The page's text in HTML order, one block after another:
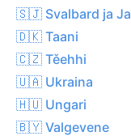
🇸🇯 Svalbard ja
🇩🇰 Taani
🇨🇿 Těehhi
🇺🇦 Ukraina
🇭🇺 Ungari
🇧🇾 Valgevene